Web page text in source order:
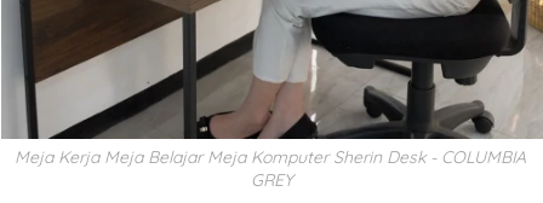
Meja Kerja Meja Belajar Meja Komputer Sherin Desk - COLUMBIA
GREY